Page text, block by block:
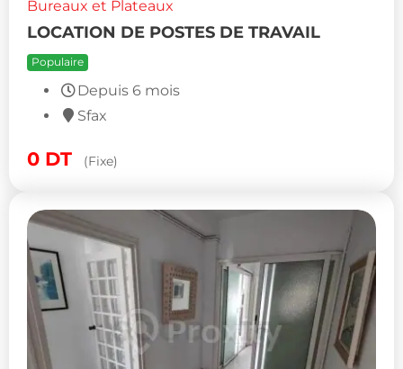
Bureaux et Plateaux
LOCATION DE POSTES DE TRAVAIL
Populaire
Depuis 6 mois
Sfax
0 DT (Fixe)